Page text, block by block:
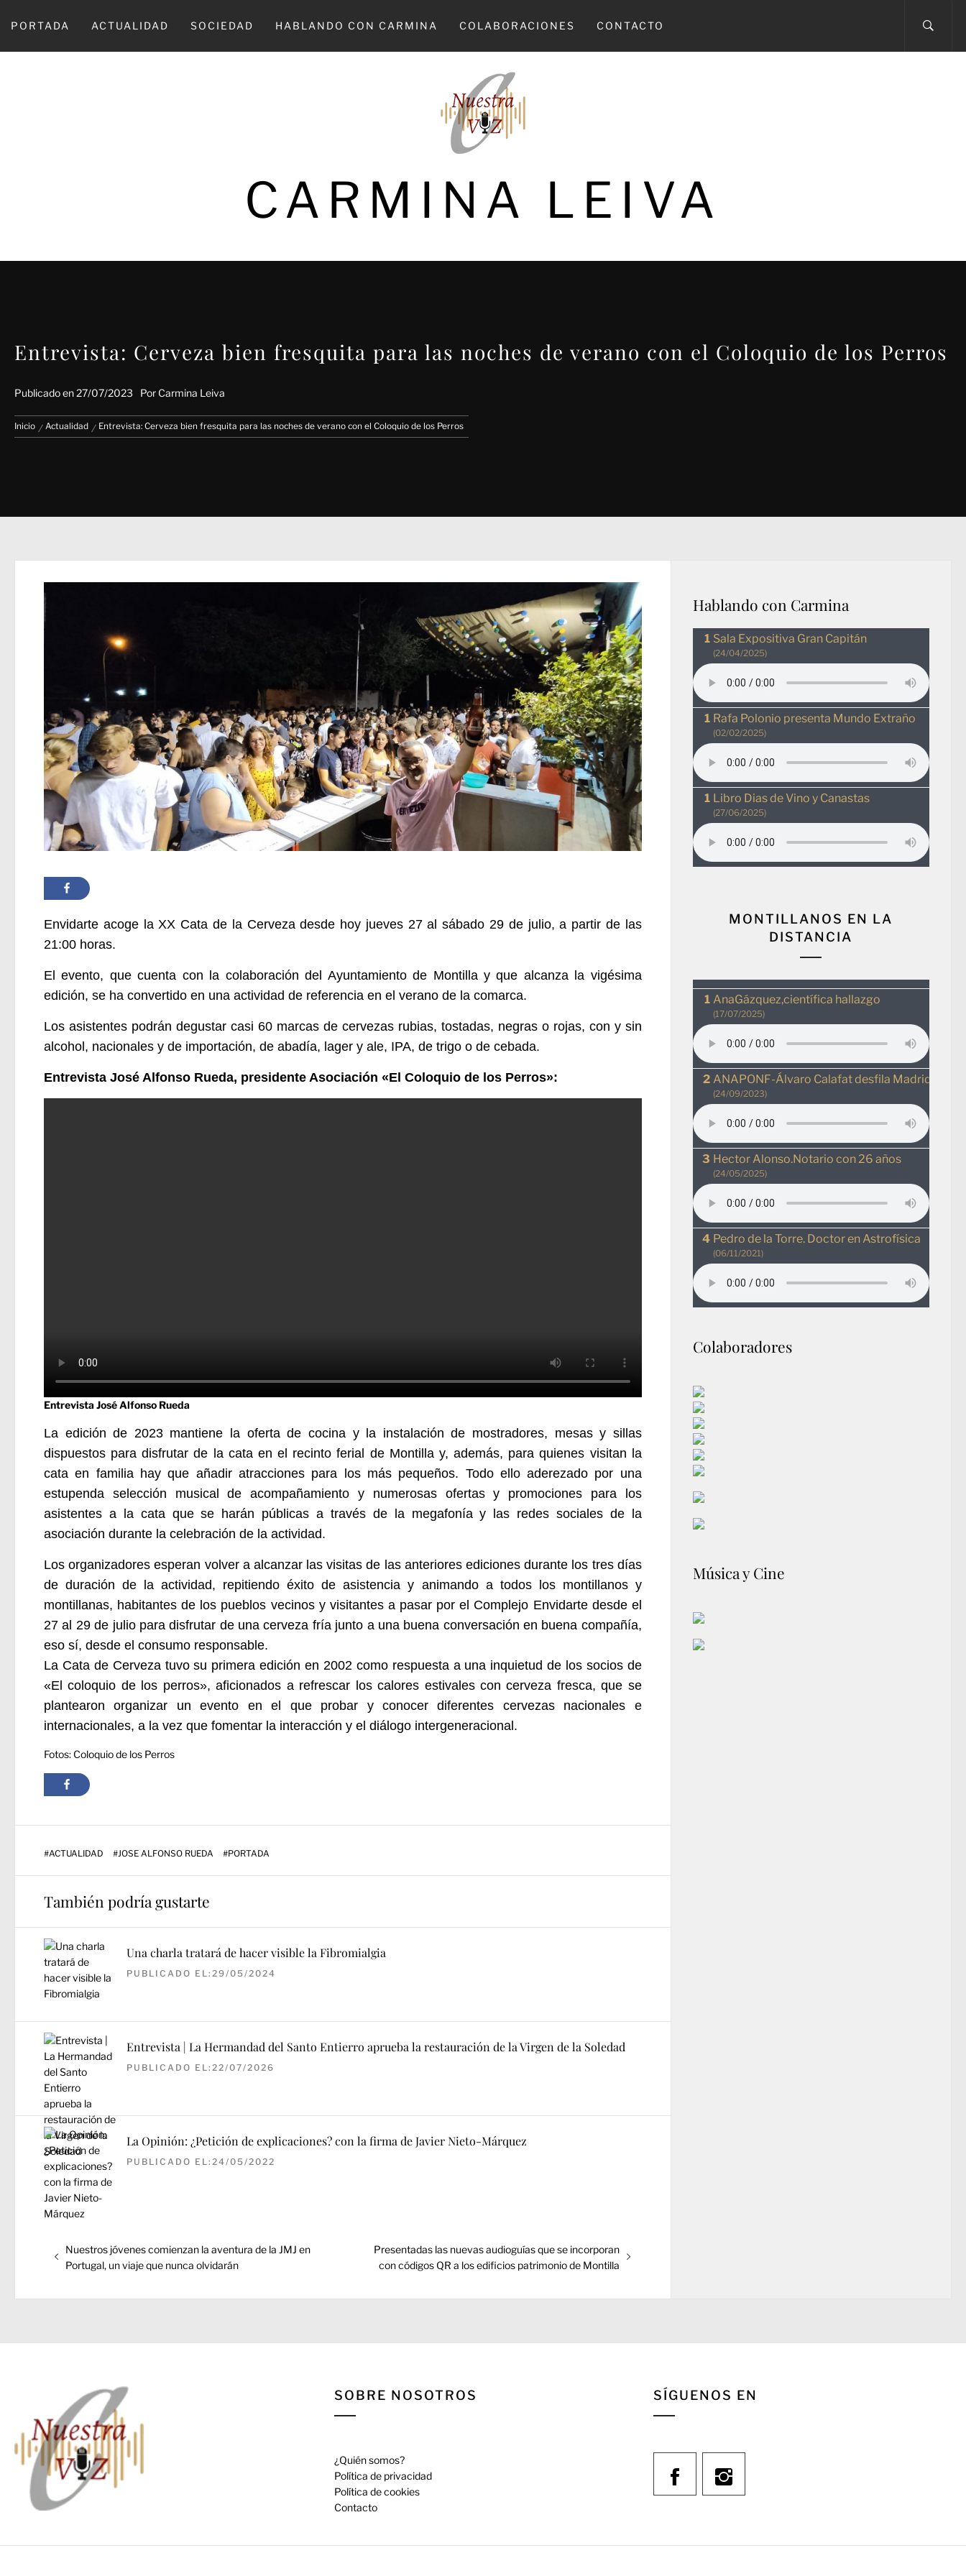
PORTADA ACTUALIDAD SOCIEDAD HABLANDO CON CARMINA COLABORACIONES CONTACTO
CARMINA LEIVA
Entrevista: Cerveza bien fresquita para las noches de verano con el Coloquio de los Perros
Publicado en27/07/2023 Por Carmina Leiva
Inicio Actualidad Entrevista: Cerveza bien fresquita para las noches de verano con el Coloquio de los Perros
Envidarte acoge la XX Cata de la Cerveza desde hoy jueves 27 al sábado 29 de julio, a partir de las
21:00 horas.
El evento, que cuenta con la colaboración del Ayuntamiento de Montilla y que alcanza la vigésima
edición, se ha convertido en una actividad de referencia en el verano de la comarca.
Los asistentes podrán degustar casi 60 marcas de cervezas rubias, tostadas, negras o rojas, con y sin
alcohol, nacionales y de importación, de abadía, lager y ale, IPA, de trigo o de cebada.
Entrevista José Alfonso Rueda, presidente Asociación «El Coloquio de los Perros»:
Entrevista José Alfonso Rueda
La edición de 2023 mantiene la oferta de cocina y la instalación de mostradores, mesas y sillas
dispuestos para disfrutar de la cata en el recinto ferial de Montilla y, además, para quienes visitan la
cata en familia hay que añadir atracciones para los más pequeños. Todo ello aderezado por una
estupenda selección musical de acompañamiento y numerosas ofertas y promociones para los
asistentes a la cata que se harán públicas a través de la megafonía y las redes sociales de la
asociación durante la celebración de la actividad.
Los organizadores esperan volver a alcanzar las visitas de las anteriores ediciones durante los tres días
de duración de la actividad, repitiendo éxito de asistencia y animando a todos los montillanos y
montillanas, habitantes de los pueblos vecinos y visitantes a pasar por el Complejo Envidarte desde el
27 al 29 de julio para disfrutar de una cerveza fría junto a una buena conversación en buena compañía,
eso sí, desde el consumo responsable.
La Cata de Cerveza tuvo su primera edición en 2002 como respuesta a una inquietud de los socios de
«El coloquio de los perros», aficionados a refrescar los calores estivales con cerveza fresca, que se
plantearon organizar un evento en el que probar y conocer diferentes cervezas nacionales e
internacionales, a la vez que fomentar la interacción y el diálogo intergeneracional.
Fotos: Coloquio de los Perros
#ACTUALIDAD #JOSE ALFONSO RUEDA #PORTADA
También podría gustarte
Una charla tratará de hacer visible la Fibromialgia
PUBLICADO EL:29/05/2024
Entrevista | La Hermandad del Santo Entierro aprueba la restauración de la Virgen de la Soledad
PUBLICADO EL:22/07/2026
La Opinión: ¿Petición de explicaciones? con la firma de Javier Nieto-Márquez
PUBLICADO EL:24/05/2022
de
Entrada
anterior:
Nuestros jóvenes comienzan la aventura de la JMJ en
Portugal, un viaje que nunca olvidarán
Entrada
siguiente:
Presentadas las nuevas audioguías que se incorporan
con códigos QR a los edificios patrimonio de Montilla
Hablando con Carmina
Sala Expositiva Gran Capitán
(24/04/2025)
Rafa Polonio presenta Mundo Extraño
(02/02/2025)
Libro Dias de Vino y Canastas
(27/06/2025)
MONTILLANOS EN LA
DISTANCIA
AnaGázquez,científica hallazgo
(17/07/2025)
ANAPONF-Álvaro Calafat desfila MadridRio
(24/09/2023)
Hector Alonso.Notario con 26 años
(24/05/2025)
Pedro de la Torre. Doctor en Astrofísica
(06/11/2021)
Colaboradores
Música y Cine
SOBRE NOSOTROS
¿Quién somos?
Política de privacidad
Política de cookies
Contacto
SÍGUENOS EN